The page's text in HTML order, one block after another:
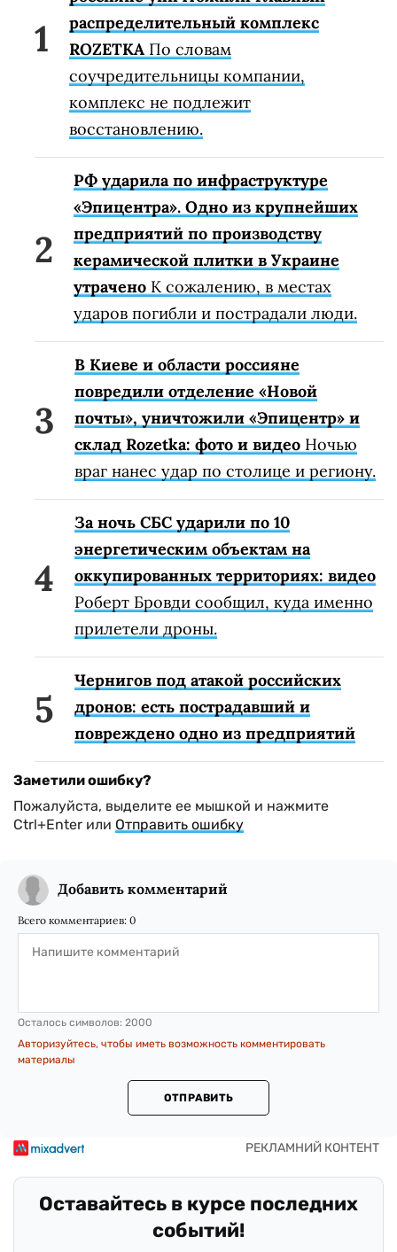
распределительный комплекс
ROZETKA По словам
соучредительницы компании,
комплекс не подлежит
восстановлению.
РФ ударила по инфраструктуре
«Эпицентра». Одно из крупнейших
предприятий по производству
керамической плитки в Украине
утрачено К сожалению, в местах
ударов погибли и пострадали люди.
В Киеве и области россияне
повредили отделение «Новой
почты», уничтожили «Эпицентр» и
склад Rozetka: фото и видео Ночью
враг нанес удар по столице и региону.
За ночь СБС ударили по 10
энергетическим объектам на
оккупированных территориях: видео
Роберт Бровди сообщил, куда именно
прилетели дроны.
Чернигов под атакой российских
дронов: есть пострадавший и
повреждено одно из предприятий
Заметили ошибку?
Пожалуйста, выделите ее мышкой и нажмите
Ctrl+Enter или Отправить ошибку
Добавить комментарий
Всего комментариев: 0
Осталось символов: 2000
Авторизуйтесь, чтобы иметь возможность комментировать
материалы
ОТПРАВИТЬ
Оставайтесь в курсе последних
событий!